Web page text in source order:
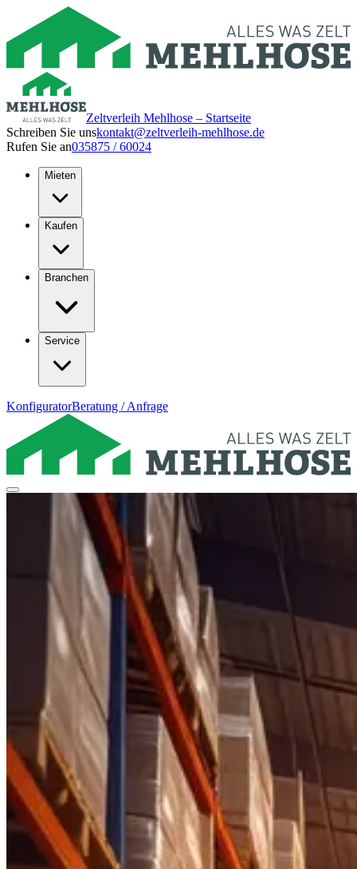
Zeltverleih Mehlhose – Startseite
Schreiben Sie unskontakt@zeltverleih-mehlhose.de
Rufen Sie an035875 / 60024
Mieten
Kaufen
Branchen
Service
KonfiguratorBeratung / Anfrage